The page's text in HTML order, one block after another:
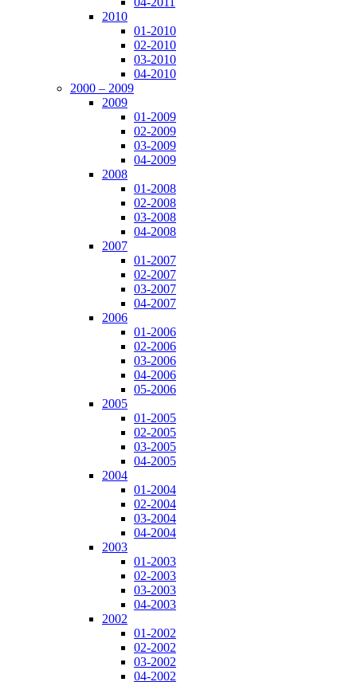
2010
01-2010
02-2010
03-2010
04-2010
2000 – 2009
2009
01-2009
02-2009
03-2009
04-2009
2008
01-2008
02-2008
03-2008
04-2008
2007
01-2007
02-2007
03-2007
04-2007
2006
01-2006
02-2006
03-2006
04-2006
05-2006
2005
01-2005
02-2005
03-2005
04-2005
2004
01-2004
02-2004
03-2004
04-2004
2003
01-2003
02-2003
03-2003
04-2003
2002
01-2002
02-2002
03-2002
04-2002